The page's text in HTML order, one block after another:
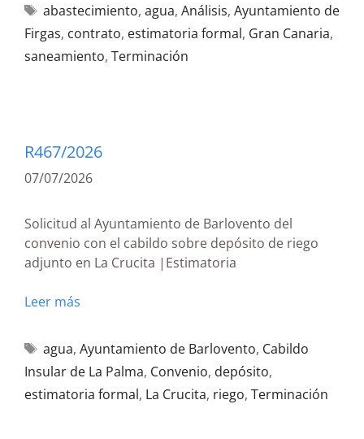
abastecimiento, agua, Análisis, Ayuntamiento de
Firgas, contrato, estimatoria formal, Gran Canaria,
saneamiento, Terminación
R467/2026
07/07/2026
Solicitud al Ayuntamiento de Barlovento del
convenio con el cabildo sobre depósito de riego
adjunto en La Crucita |Estimatoria
Leer más
agua, Ayuntamiento de Barlovento, Cabildo
Insular de La Palma, Convenio, depósito,
estimatoria formal, La Crucita, riego, Terminación